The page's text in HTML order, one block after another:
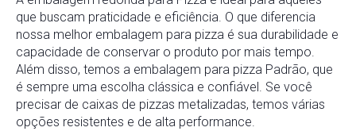
que buscam praticidade e eficiência. O que diferencia
nossa melhor embalagem para pizza é sua durabilidade e
capacidade de conservar o produto por mais tempo.
Além disso, temos a embalagem para pizza Padrão, que
é sempre uma escolha clássica e confiável. Se você
precisar de caixas de pizzas metalizadas, temos várias
opções resistentes e de alta performance.